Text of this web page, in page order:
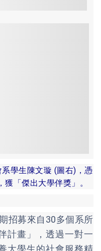
學生陳文璇 (圖右)，憑
「傑出大學伴獎」。
募來自30多個系所
計畫」，透過一對一
大學生的社會服務精